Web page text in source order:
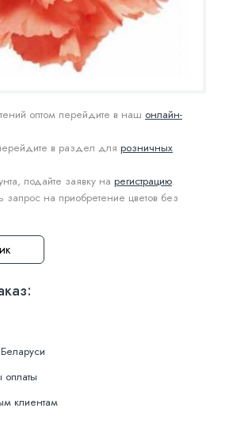
оптом перейдите в наш онлайн-
в раздел для розничных
подайте заявку на регистрацию.
запрос на приобретение цветов без
клиентам